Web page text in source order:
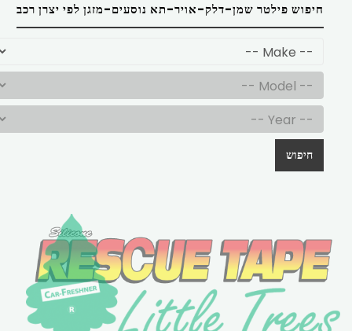
חיפוש פילטר שמן-דלק-אויר-תא נוסעים-מזגן לפי יצרן רכב
חיפוש